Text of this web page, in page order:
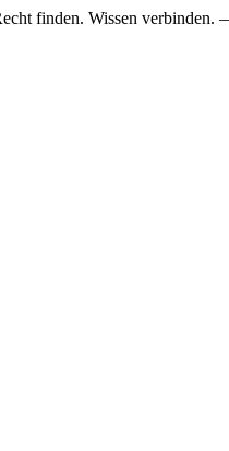
finden. Wissen verbinden.